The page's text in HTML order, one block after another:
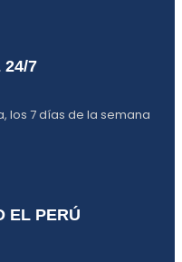
24/7
los 7 días de la semana
EL PERÚ